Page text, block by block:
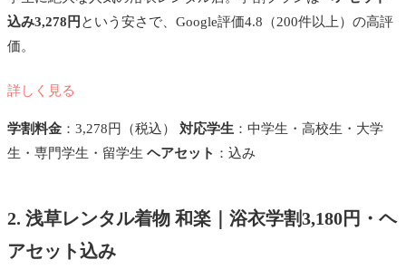
込み3,278円 という安さで、Google評価4.8（200件以上）の高評
価。
詳しく見る
学割料金 ：3,278円（税込） 対応学生 ：中学生・高校生・大学
生・専門学生・留学生 ヘアセット ：込み
2. 浅草レンタル着物 和楽｜浴衣学割3,180円・ヘ
アセット込み